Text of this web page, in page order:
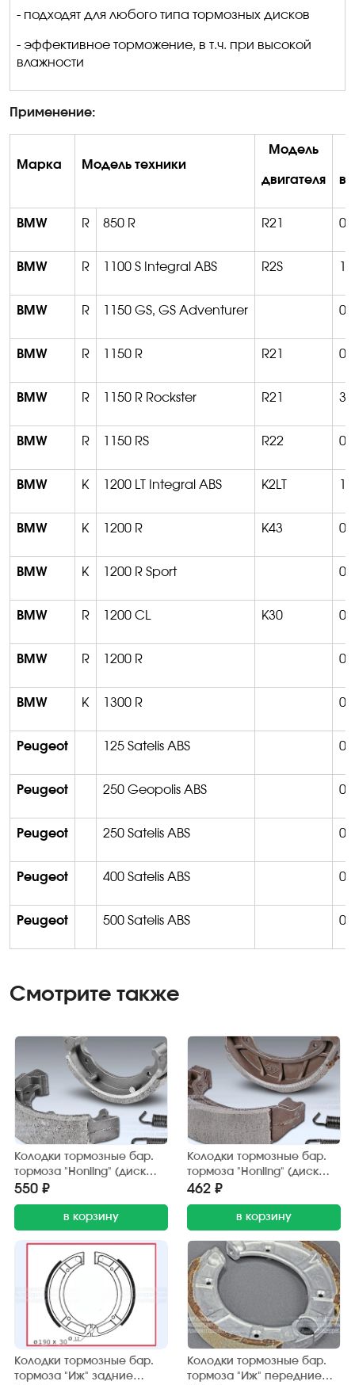
- подходят для любого типа тормозных дисков
- эффективное торможение, в т.ч. при высокой
влажности
Применение:
Марка Модель техники
Модель
двигателя
BMW R 850 R R21
BMW R 1100 S Integral ABS R2S
BMW R 1150 GS, GS Adventurer
BMW R 1150 R R21
BMW R 1150 R Rockster R21 3
BMW R 1150 RS R22
BMW K 1200 LT Integral ABS K2LT
BMW K 1200 R K43
BMW K 1200 R Sport
BMW R 1200 CL K30
BMW R 1200 R
BMW K 1300 R
Peugeot 125 Satelis ABS
Peugeot 250 Geopolis ABS
Peugeot 250 Satelis ABS
Peugeot 400 Satelis ABS
Peugeot 500 Satelis ABS
Смотрите также
Колодки тормозные бар.
тормоза "Honling" (диск
10") 80х18 мм. (2 шт.) Китай
550 ₽
в корзину
Колодки тормозные бар.
тормоза "Honling" (диск
12"), "Honda Lead" 110х25
мм. (2 шт.) Китай
462 ₽
в корзину
Колодки тормозные бар.
тормоза "Иж" задние
Колодки тормозные бар.
тормоза "Иж" передние